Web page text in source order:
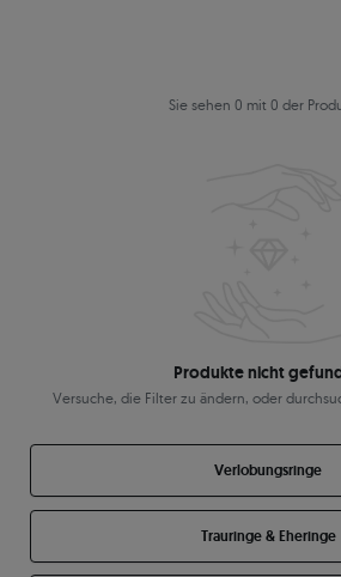
Sie sehen 0 mit 0 der
Produkte nicht
Versuche, die Filter zu ändern, oder
Verlobungsringe
Trauringe & Eheringe